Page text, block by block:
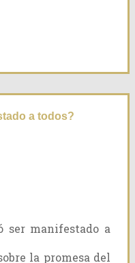
a todos?
ser manifestado a
la promesa del